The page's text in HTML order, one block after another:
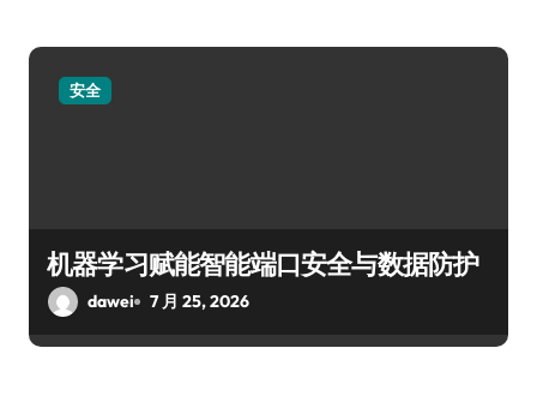
安全
机器学习赋能智能端口安全与数据防护
dawei 7 月 25, 2026